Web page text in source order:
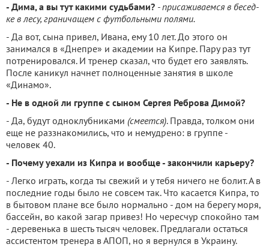
- Дима, а вы тут какими судь­бами? - присаживаемся в бесед­
ке в лесу, граничащем с футбольными полями.
- Да вот, сына привел, Ивана, ему 10 лет. До этого он
занимался в «Днепре» и акаде­мии на Кипре. Пару раз тут
потренировался. И тренер сказал, что будет его заявлять.
После каникул начнет полноценные занятия в школе
«Динамо».
- Не в одной ли группе с сыном Сергея Реброва Димой?
- Да, будут одноклубника­ми (смеется). Правда, толком они
еще не раззнакомились, что и немудрено: в группе -
человек 40.
- Почему уехали из Кипра и вообще - закончили карьеру?
- Легко играть, когда ты све­жий и у тебя ничего не болит. А в
последние годы было не сов­сем так. Что касается Кипра, то
в бытовом плане все было нормально - дом на берегу моря,
бассейн, во какой загар привез! Но чересчур спокойно там
- деревенька в шесть тысяч человек. Предлагали остаться
ассистентом тренера в АПОП, но я вернулся в Украину.